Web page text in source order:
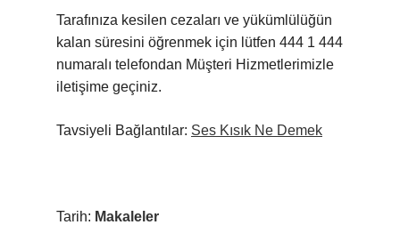
Tarafınıza kesilen cezaları ve yükümlülüğün
kalan süresini öğrenmek için lütfen 444 1 444
numaralı telefondan Müşteri Hizmetlerimizle
iletişime geçiniz.
Tavsiyeli Bağlantılar: Ses Kısık Ne Demek
Tarih: Makaleler